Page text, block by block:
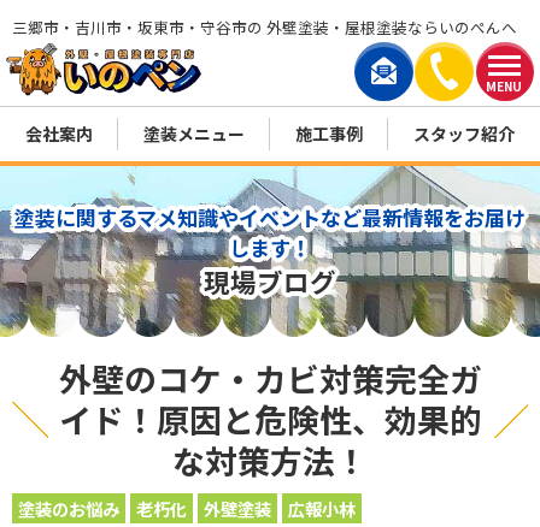
MENU
三郷市・吉川市・坂東市・守谷市の 外壁塗装・屋根塗装ならいのぺんへ
会社案内 塗装メニュー 施工事例 スタッフ紹介
塗装に関するマメ知識やイベントなど最新情報をお届け
します！
現場ブログ
外壁のコケ・カビ対策完全ガ
イド！原因と危険性、効果的
な対策方法！
塗装のお悩み 老朽化 外壁塗装 広報小林